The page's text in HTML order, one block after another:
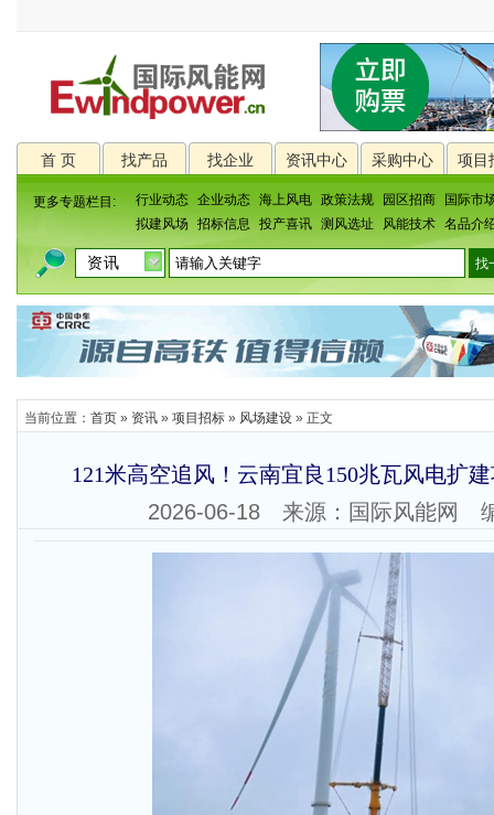
首 页 找产品 找企业 资讯中心 采购中心 项目
更多专题栏目: 行业动态 企业动态 海上风电 政策法规 园区招商
国际市
拟建风场
招标信息 投产喜讯 测风选址 风能技术 名品介
当前位置： 首页 » 资讯 » 项目招标 » 风场建设 » 正文
121米高空追风！云南宜良150兆瓦风电扩
2026-06-18 来源：国际风能网